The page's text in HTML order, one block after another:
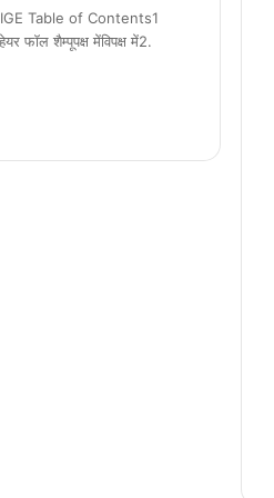
Table of Contents1
फॉल शैम्पूपक्ष मेंविपक्ष में2.